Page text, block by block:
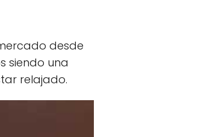
desde
siendo una
relajado.